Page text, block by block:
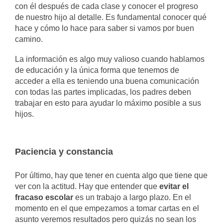
con él después de cada clase y conocer el progreso
de nuestro hijo al detalle. Es fundamental conocer qué
hace y cómo lo hace para saber si vamos por buen
camino.
La información es algo muy valioso cuando hablamos
de educación y la única forma que tenemos de
acceder a ella es teniendo una buena comunicación
con todas las partes implicadas, los padres deben
trabajar en esto para ayudar lo máximo posible a sus
hijos.
Paciencia y constancia
Por último, hay que tener en cuenta algo que tiene que
ver con la actitud. Hay que entender que evitar el
fracaso escolar es un trabajo a largo plazo. En el
momento en el que empezamos a tomar cartas en el
asunto veremos resultados pero quizás no sean los